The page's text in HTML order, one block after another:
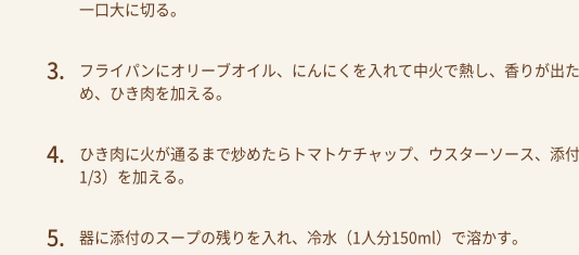
一口大に切る。
フライパンにオリーブオイル、にんにくを入れて中火で熱し、香りが出
め、ひき肉を加える。
ひき肉に火が通るまで炒めたらトマトケチャップ、ウスターソース、添
1/3）を加える。
器に添付のスープの残りを入れ、冷水（1人分150ml）で溶かす。